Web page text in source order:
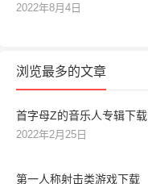
2022年8月4日
浏览最多的文章
首字母Z的音乐人专辑下载
2022年2月25日
第一人称射击类游戏下载